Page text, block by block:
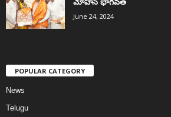
June 24, 2024
POPULAR CATEGORY
News
Telugu